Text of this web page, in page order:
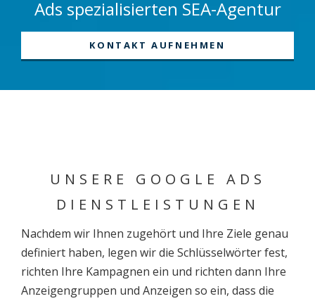
Ads spezialisierten SEA-Agentur
KONTAKT AUFNEHMEN
UNSERE GOOGLE ADS
DIENSTLEISTUNGEN
Nachdem wir Ihnen zugehört und Ihre Ziele genau
definiert haben, legen wir die Schlüsselwörter fest,
richten Ihre Kampagnen ein und richten dann Ihre
Anzeigengruppen und Anzeigen so ein, dass die